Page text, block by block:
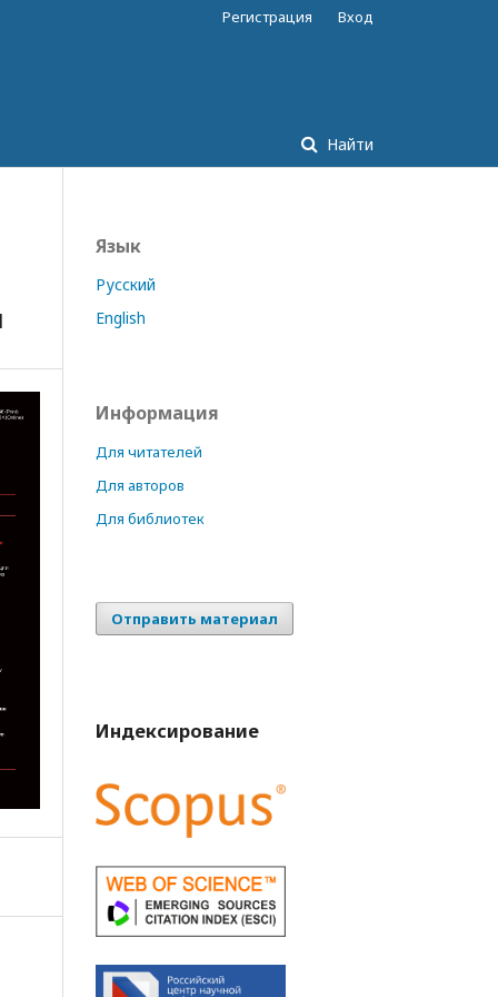
Найти
Регистрация Вход
Язык
Русский
English
Информация
Для читателей
Для авторов
Для библиотек
Отправить материал
Индексирование